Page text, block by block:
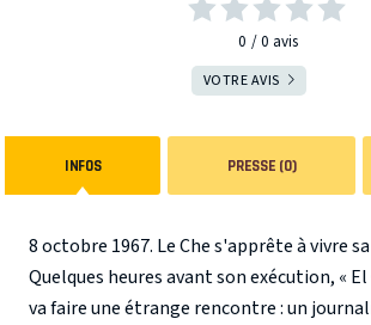
0 0 avis
VOTRE AVIS
INFOS PRESSE (0)
8 octobre 1967. Le Che s'apprête à vivre
Quelques heures avant son exécution, «
va faire une étrange rencontre : un